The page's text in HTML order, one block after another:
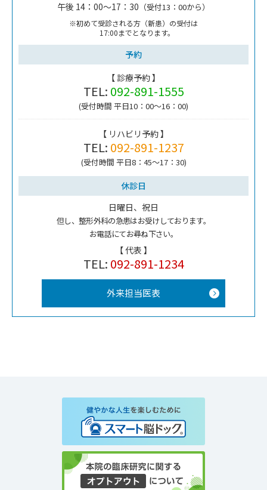
午後 14：00～17：30 （受付13：00から）
※初めて受診される方（新患）の受付は
17:00までとなります。
予約
【 診療予約 】
TEL: 092-891-1555
(受付時間 平日10：00～16：00)
【 リハビリ予約 】
TEL: 092-891-1237
(受付時間 平日8：45～17：30)
休診日
日曜日、祝日
但し、整形外科の急患はお受けしております。
お電話にてお尋ね下さい。
【 代表 】
TEL: 092-891-1234
外来担当医表